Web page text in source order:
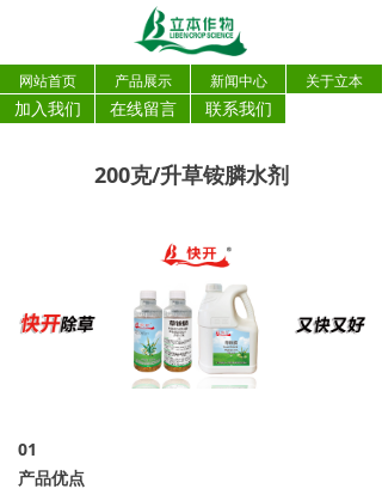
网站首页 产品展示 新闻中心 关于立本
加入我们 在线留言 联系我们
01
产品优点
200克/升草铵膦水剂